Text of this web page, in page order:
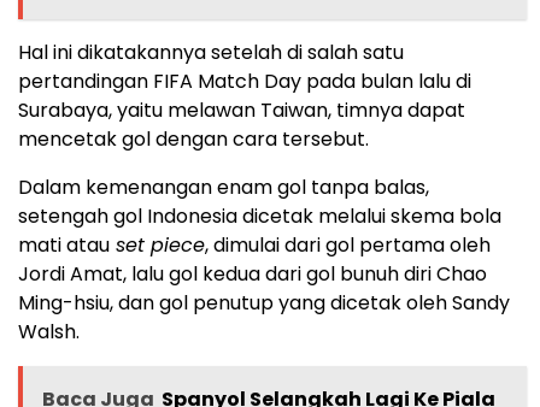
Hal ini dikatakannya setelah di salah satu
pertandingan FIFA Match Day pada bulan lalu di
Surabaya, yaitu melawan Taiwan, timnya dapat
mencetak gol dengan cara tersebut.
Dalam kemenangan enam gol tanpa balas,
setengah gol Indonesia dicetak melalui skema bola
mati atau set piece, dimulai dari gol pertama oleh
Jordi Amat, lalu gol kedua dari gol bunuh diri Chao
Ming-hsiu, dan gol penutup yang dicetak oleh Sandy
Walsh.
Baca Juga Spanyol Selangkah Lagi Ke Piala